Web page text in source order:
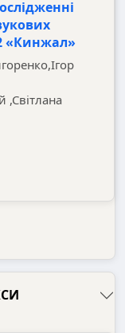
«Кинжал»
,Світлана